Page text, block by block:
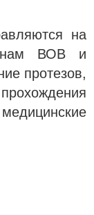
на
ВОВ и
протезов,